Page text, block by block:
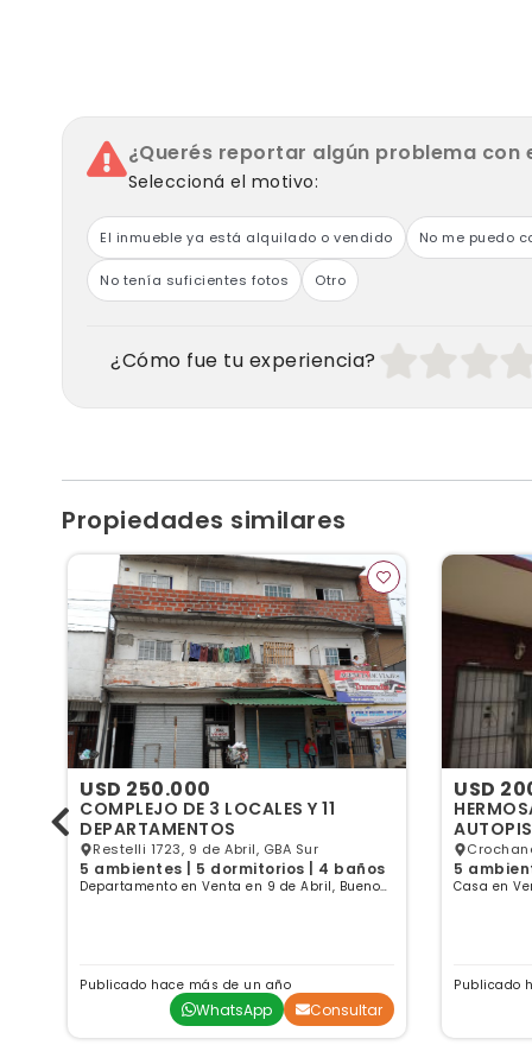
Cuenta con los siguientes servicios :
Agua corriente, Gas de garrafón envasado para
Luz
La propiedad cuenta con un hermoso parque y
los demas departamentos.
¿Querés reportar algún problema con
Seleccioná el motivo:
El inmueble ya está alquilado o vendido No me puedo
No tenía suficientes fotos Otro
¿Cómo fue tu experiencia?
Propiedades similares
USD 250.000
COMPLEJO DE 3 LOCALES Y 11
DEPARTAMENTOS
Restelli 1723, 9 de Abril, GBA Sur
5 ambientes | 5 dormitorios | 4 baños
Departamento en Venta en 9 de Abril, Buenos
Publicado hace más de un año
WhatsApp Consultar
USD
DE
Sur
5
Casa en
Publicado